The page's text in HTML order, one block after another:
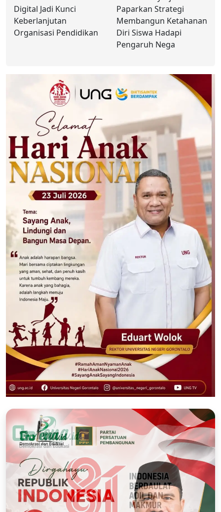
Digital Jadi Kunci
Keberlanjutan
Organisasi Pendidikan
Paparkan Strategi
Membangun Ketahanan
Diri Siswa Hadapi
Pengaruh Nega